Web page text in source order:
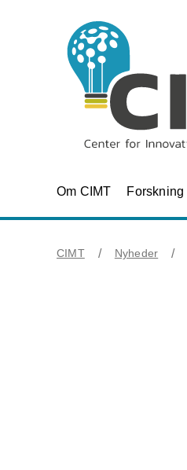
Om CIMT Forskning
CIMT Nyheder